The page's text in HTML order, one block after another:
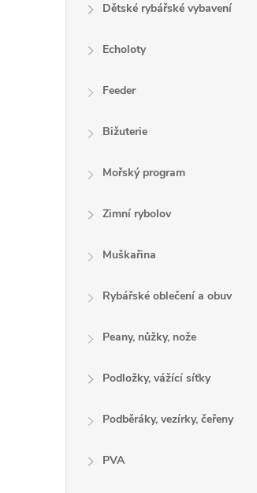
Dětské rybářské vybavení
Echoloty
Feeder
Bižuterie
Mořský program
Zimní rybolov
Muškařina
Rybářské oblečení a obuv
Peany, nůžky, nože
Podložky, vážící síťky
Podběráky, vezírky, čeřeny
PVA